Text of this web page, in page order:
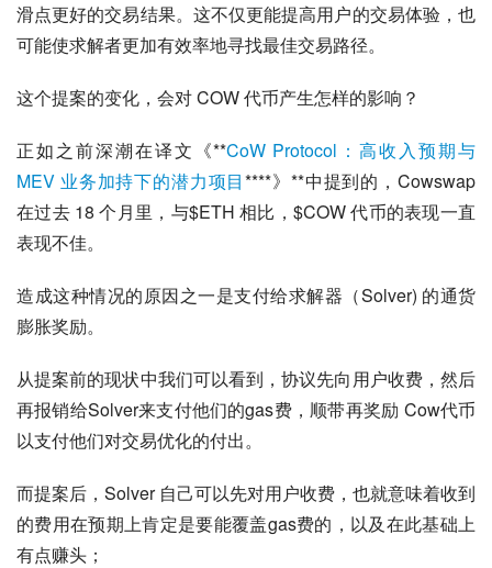
滑点更好的交易结果。这不仅更能提高用户的交易体验，也
可能使求解者更加有效率地寻找最佳交易路径。
这个提案的变化，会对 COW 代币产生怎样的影响？
正如之前深潮在译文《**CoW Protocol：高收入预期与
MEV 业务加持下的潜力项目****》**中提到的，Cowswap
在过去 18 个月里，与$ETH 相比，$COW 代币的表现一直
表现不佳。
造成这种情况的原因之一是支付给求解器（Solver) 的通货
膨胀奖励。
从提案前的现状中我们可以看到，协议先向用户收费，然后
再报销给Solver来支付他们的gas费，顺带再奖励 Cow代币
以支付他们对交易优化的付出。
而提案后，Solver 自己可以先对用户收费，也就意味着收到
的费用在预期上肯定是要能覆盖gas费的，以及在此基础上
有点赚头；